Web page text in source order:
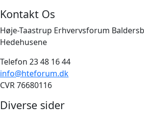
Kontakt Os
Høje-Taastrup Erhvervsforum
Hedehusene
Telefon 23 48 16 44
info@hteforum.dk
CVR 76680116
Diverse sider